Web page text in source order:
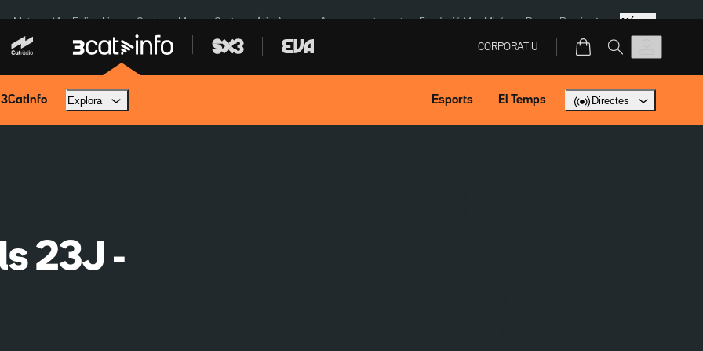
a Meta Mor Felipe Lipe Ceuta Menors Ceuta Àtic Ayuso Aparcament agost Fundació Mas Miró eBay Perpinyà Més
CORPORATIU
3CatInfo Explora Esports El Temps Directes
23J -